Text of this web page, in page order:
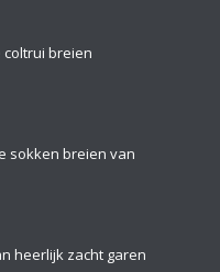
breien
sokken breien van
heerlijk zacht garen